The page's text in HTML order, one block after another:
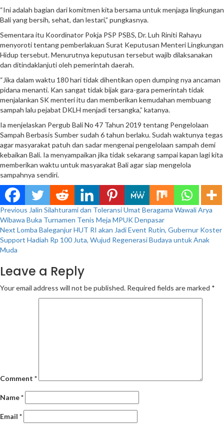
“Ini adalah bagian dari komitmen kita bersama untuk menjaga lingkungan
Bali yang bersih, sehat, dan lestari,” pungkasnya.
Sementara itu Koordinator Pokja PSP PSBS, Dr. Luh Riniti Rahayu
menyoroti tentang pemberlakuan Surat Keputusan Menteri Lingkungan
Hidup tersebut. Menurutnya keputusan tersebut wajib dilaksanakan
dan ditindaklanjuti oleh pemerintah daerah.
“Jika dalam waktu 180 hari tidak dihentikan open dumping nya ancaman
pidana menanti. Kan sangat tidak bijak gara-gara pemerintah tidak
menjalankan SK menteri itu dan memberikan kemudahan membuang
sampah lalu pejabat DKLH menjadi tersangka,” katanya.
Ia menjelaskan Pergub Bali No 47 Tahun 2019 tentang Pengelolaan
Sampah Berbasis Sumber sudah 6 tahun berlaku. Sudah waktunya tegas
agar masyarakat patuh dan sadar mengenai pengelolaan sampah demi
kebaikan Bali. Ia menyampaikan jika tidak sekarang sampai kapan lagi kita
memberikan waktu untuk masyarakat Bali agar siap mengelola
sampahnya sendiri.
Continue
Reading
Previous Jalin Silahturami dan Toleransi Umat Beragama Wawali Arya
Wibawa Buka Turnamen Tenis Meja MPUK Denpasar
Next Lomba Baleganjur HUT RI akan Jadi Event Rutin, Gubernur Koster
Support Hadiah Rp 100 Juta, Wujud Regenerasi Budaya untuk Anak
Muda
Leave a Reply
Your email address will not be published. Required fields are marked *
Comment *
Name*
Email *